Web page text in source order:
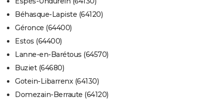
Béhasque-Lapiste (64120)
Géronce (64400)
Estos (64400)
Lanne-en-Barétous (64570)
Buziet (64680)
Gotein-Libarrenx (64130)
Domezain-Berraute (64120)